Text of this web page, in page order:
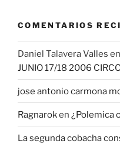
COMENTARIOS
Daniel Talavera Valles en
JUNIO 17/18 2006
jose antonio carmona
Ragnaroken ¿Polemica
La segunda cobacha